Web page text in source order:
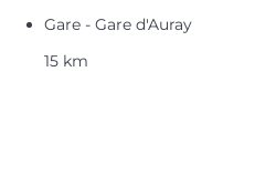
Gare - Gare d'Auray
15 km